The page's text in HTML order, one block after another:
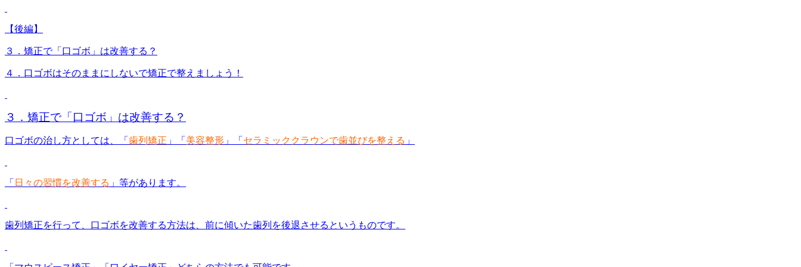
【後編】
３．矯正で「口ゴボ」は改善する？
４．口ゴボはそのままにしないで矯正で整えましょう！
３．矯正で「口ゴボ」は改善する？
口ゴボの治し方としては、「 歯列矯正 」「 美容整形 」「 セラミッククラウンで歯並びを整える 」
「 日々の習慣を改善する 」等があります。
歯列矯正を行って、口ゴボを改善する方法は、 前に傾いた歯列を後退させる というものです。